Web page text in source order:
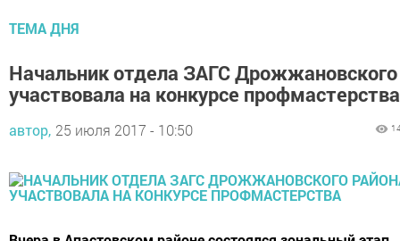
ТЕМА ДНЯ
Начальник отдела ЗАГС Дрожжановского
участвовала на конкурсе профмастерства
автор, 25 июля 2017 - 10:50